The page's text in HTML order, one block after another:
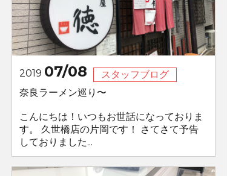
2019 07/08
スタッフブログ
奈良ラーメン巡り〜
こんにちは！いつもお世話になっておりま
す。 久世橋店の片岡です！ さてさて予告
しておりました...